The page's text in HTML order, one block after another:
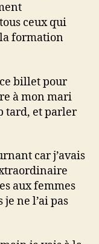
ceux qui
la formation
billet pour
à mon mari
tard, et parler
car j’avais
aux femmes
ne l’ai pas